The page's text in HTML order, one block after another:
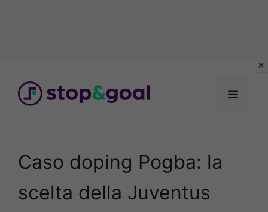
contenuto
Menu
Caso doping Pogba: la
scelta della Juventus